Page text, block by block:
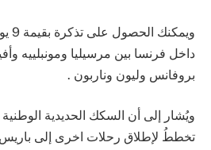
داخل فرنسا بين مرسيليا ومونبلييه
بروفانس وليون وناربون .